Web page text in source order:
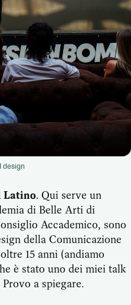
design
Latino. Qui serve un
di Belle Arti di
Accademico, sono
della Comunicazione
15 anni (andiamo
è stato uno dei miei talk
a spiegare.